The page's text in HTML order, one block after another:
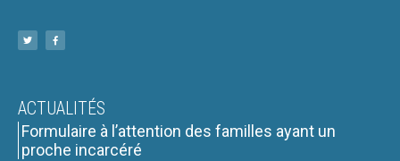
ACTUALITÉS
Formulaire à l’attention des familles ayant un
proche incarcéré